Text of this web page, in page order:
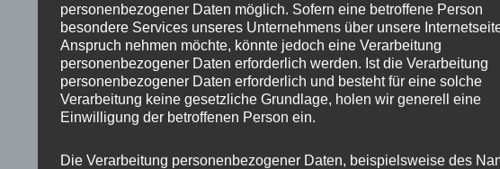
personenbezogener Daten möglich. Sofern eine betroffene Person
besondere Services unseres Unternehmens über unsere
Anspruch nehmen möchte, könnte jedoch eine Verarbeitung
personenbezogener Daten erforderlich werden. Ist die Verarbeitung
personenbezogener Daten erforderlich und besteht für eine solche
Verarbeitung keine gesetzliche Grundlage, holen wir generell eine
Einwilligung der betroffenen Person ein.
Die Verarbeitung personenbezogener Daten, beispielsweise des